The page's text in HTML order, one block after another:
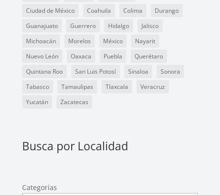
Ciudad de México
Coahuila Colima
Durango
Guanajuato
Guerrero Hidalgo
Jalisco
Michoacán
Morelos México
Nayarit
Nuevo León
Oaxaca Puebla
Querétaro
Quintana Roo
San Luis Potosí Sinaloa
Sonora
Tabasco
Tamaulipas Tlaxcala
Veracruz
Yucatán
Zacatecas
Busca por Localidad
Categorías